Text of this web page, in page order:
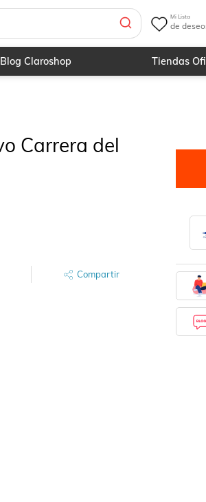
Mi Lista
de
Blog Claroshop Tiendas
Carrera del
Compartir